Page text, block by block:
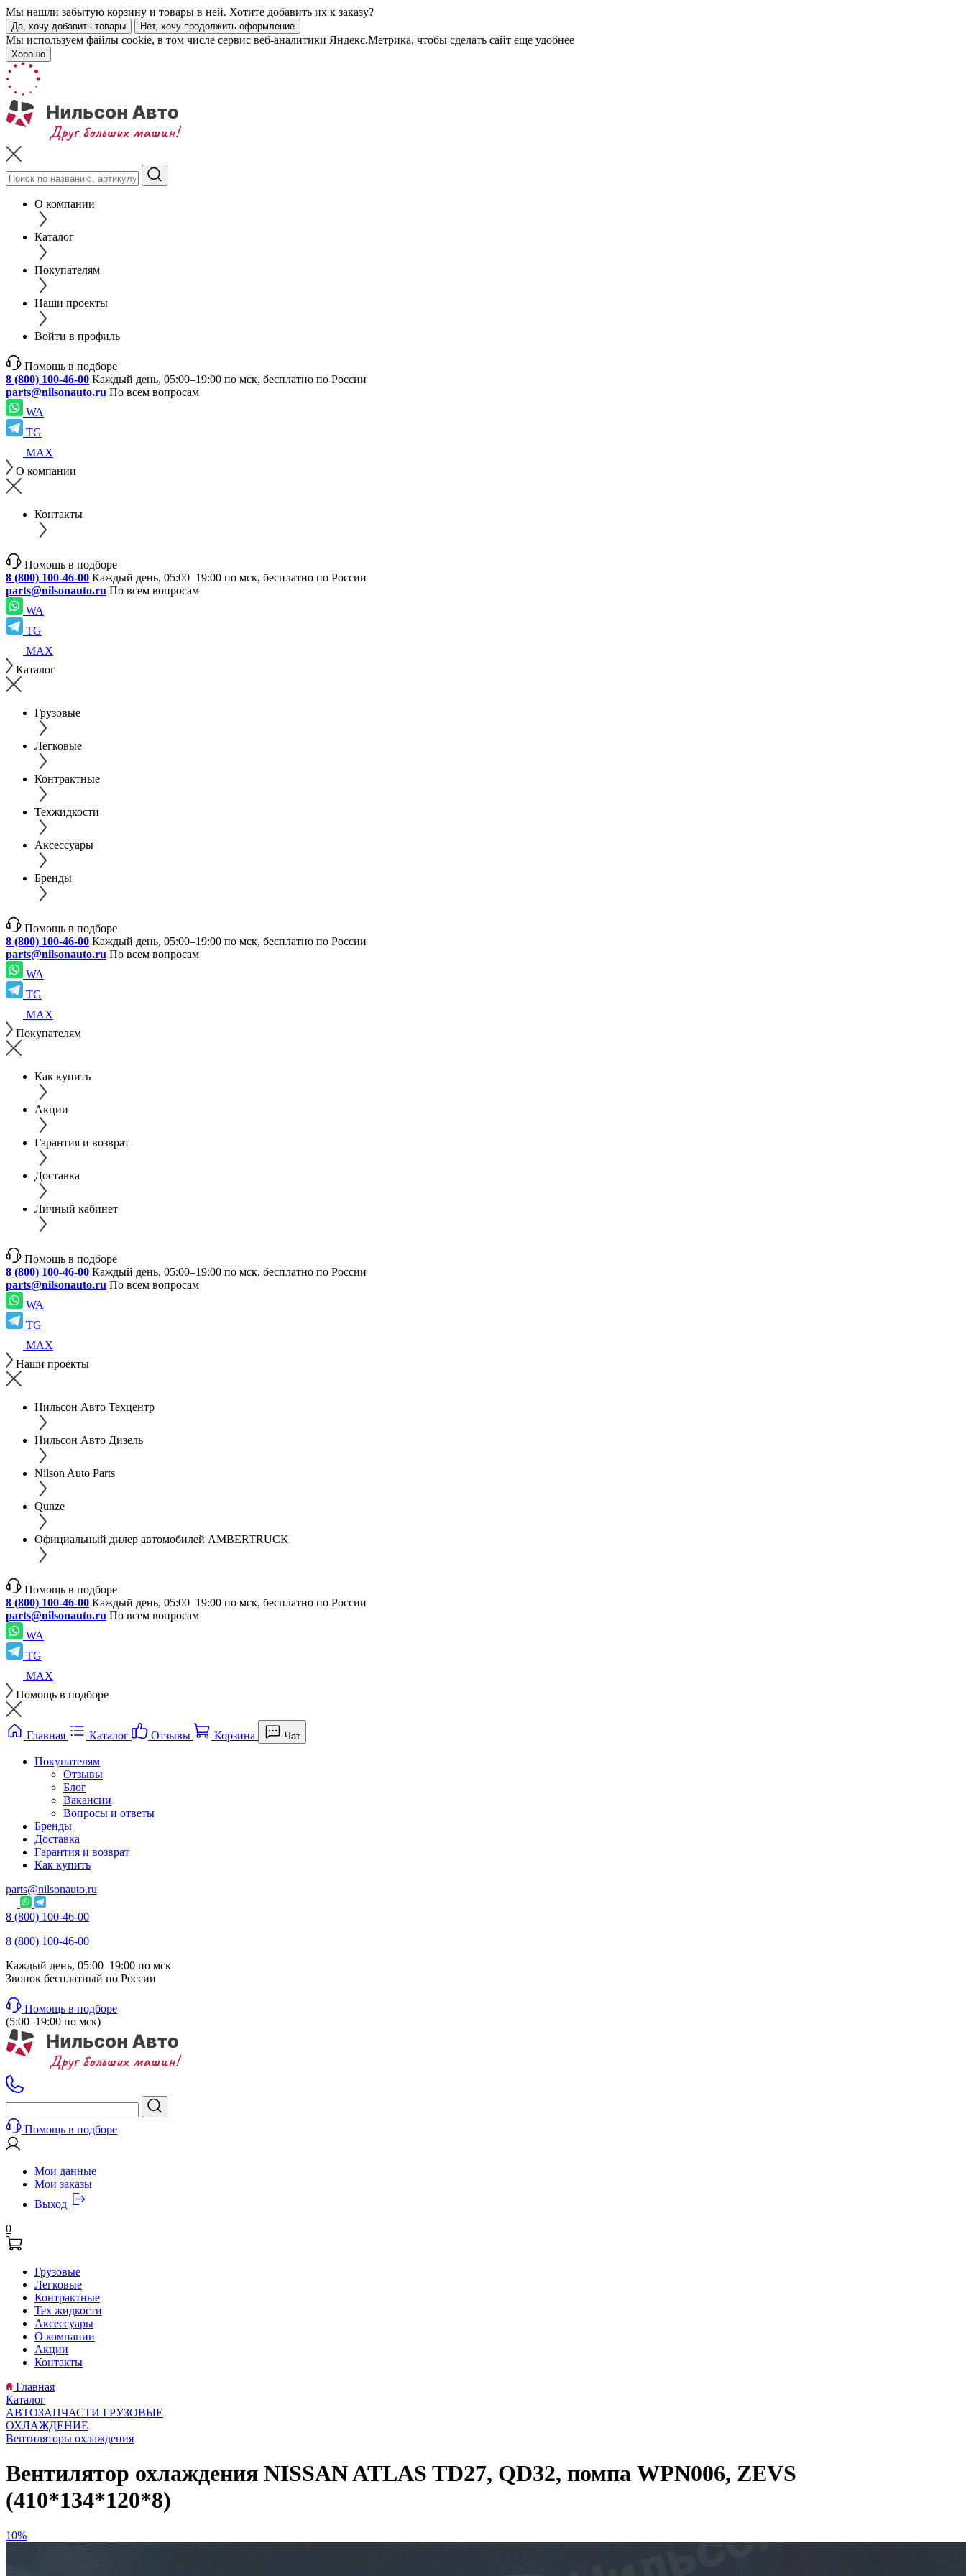
Мы нашли забытую корзину и товары в ней. Хотите добавить их к заказу?
Да, хочу добавить товары Нет, хочу продолжить оформление
Мы используем файлы cookie, в том числе сервис веб-аналитики Яндекс.Метрика, чтобы сделать сайт еще удобнее
Хорошо
О компании
Каталог
Покупателям
Наши проекты
Войти в профиль
Помощь в подборе
8 (800) 100-46-00 Каждый день, 05:00–19:00 по мск, бесплатно по России
parts@nilsonauto.ru По всем вопросам
WA
TG
MAX
О компании
Контакты
Помощь в подборе
8 (800) 100-46-00 Каждый день, 05:00–19:00 по мск, бесплатно по России
parts@nilsonauto.ru По всем вопросам
WA
TG
MAX
Каталог
Грузовые
Легковые
Контрактные
Техжидкости
Аксессуары
Бренды
Помощь в подборе
8 (800) 100-46-00 Каждый день, 05:00–19:00 по мск, бесплатно по России
parts@nilsonauto.ru По всем вопросам
WA
TG
MAX
Покупателям
Как купить
Акции
Гарантия и возврат
Доставка
Личный кабинет
Помощь в подборе
8 (800) 100-46-00 Каждый день, 05:00–19:00 по мск, бесплатно по России
parts@nilsonauto.ru По всем вопросам
WA
TG
MAX
Наши проекты
Нильсон Авто Техцентр
Нильсон Авто Дизель
Nilson Auto Parts
Qunze
Официальный дилер автомобилей AMBERTRUCK
Помощь в подборе
8 (800) 100-46-00 Каждый день, 05:00–19:00 по мск, бесплатно по России
parts@nilsonauto.ru По всем вопросам
WA
TG
MAX
Помощь в подборе
Главная Каталог Отзывы Корзина Чат
Покупателям
Отзывы
Блог
Вакансии
Вопросы и ответы
Бренды
Доставка
Гарантия и возврат
Как купить
parts@nilsonauto.ru
8 (800) 100-46-00
8 (800) 100-46-00
Каждый день, 05:00–19:00 по мск
Звонок бесплатный по России
Помощь в подборе
(5:00–19:00 по мск)
Помощь в подборе
Мои данные
Мои заказы
Выход
0
Грузовые
Легковые
Контрактные
Тех жидкости
Аксессуары
О компании
Акции
Контакты
Главная
Каталог
АВТОЗАПЧАСТИ ГРУЗОВЫЕ
ОХЛАЖДЕНИЕ
Вентиляторы охлаждения
Вентилятор охлаждения NISSAN ATLAS TD27, QD32, помпа WPN006, ZEVS
(410*134*120*8)
10%